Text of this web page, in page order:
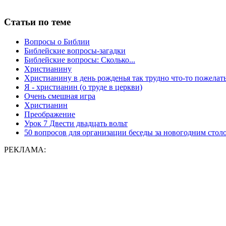
Статьи по теме
Вопросы о Библии
Библейские вопросы-загадки
Библейские вопросы: Сколько...
Христианину
Христианину в день рожденья так трудно что-то
Я - христианин (о труде в церкви)
Очень смешная игра
Христианин
Преображение
Урок 7 Двести двадцать вольт
50 вопросов для организации беседы за новогодним
РЕКЛАМА: